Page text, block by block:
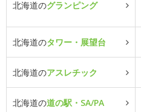
北海道のグランピング
北海道のタワー・展望台
北海道のアスレチック
北海道の道の駅・SA/PA